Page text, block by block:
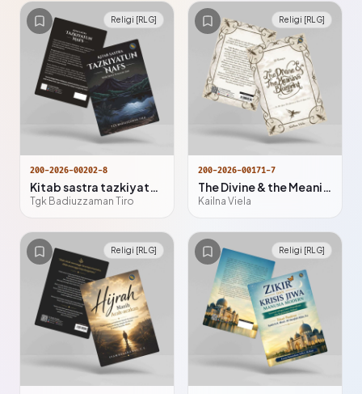
Religi [RLG]
200-2026-00202-8
Kitab sastra tazkiyatun nafs : kitab sastra penyucian jiwa
Tgk Badiuzzaman Tiro
Religi [RLG]
200-2026-00171-7
The Divine & the Meaning Blueprint
Kailna Viela
Religi [RLG] Religi [RLG]